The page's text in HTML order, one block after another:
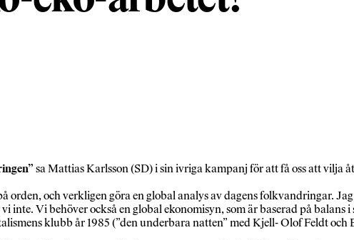
sa Mattias Karlsson (SD) i sin ivriga kampanj för att få oss att
orden, och verkligen göra en global analys av dagens folkvandringar.
inte. Vi behöver också en global ekonomisyn, som är baserad på
klubb år 1985 (”den underbara natten” med Kjell- Olof Feldt